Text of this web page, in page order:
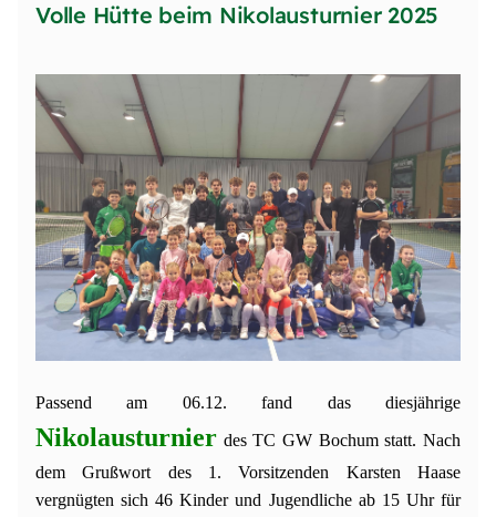
Volle Hütte beim Nikolausturnier 2025
Passend am 06.12. fand das diesjährige
Nikolausturnier des TC GW Bochum statt. Nach
dem Grußwort des 1. Vorsitzenden Karsten Haase
vergnügten sich 46 Kinder und Jugendliche ab 15 Uhr für